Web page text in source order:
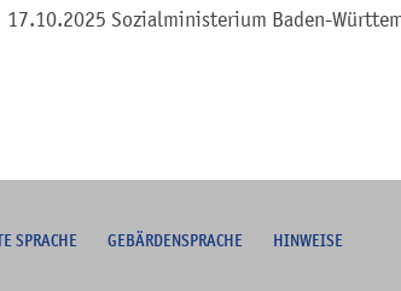
17.10.2025 Sozialministerium Baden-
SPRACHE GEBÄRDENSPRACHE
HINWEISE